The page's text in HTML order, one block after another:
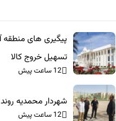
پیگیری های منطقه
تسهیل خروج کالا
12 ساعت پیش
شهردار محمدیه
12 ساعت پیش